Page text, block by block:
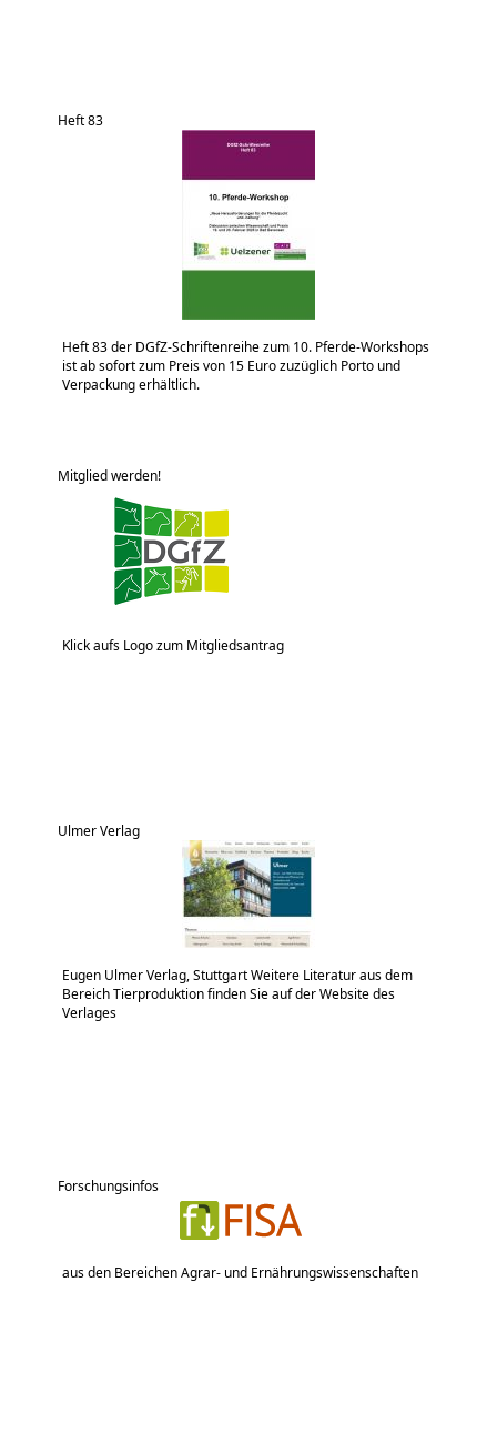
Heft 83
Heft 83 der DGfZ-Schriftenreihe zum 10. Pferde-Workshops
ist ab sofort zum Preis von 15 Euro zuzüglich Porto und
Verpackung erhältlich.
Mitglied werden!
Klick aufs Logo zum Mitgliedsantrag
Ulmer Verlag
Eugen Ulmer Verlag, Stuttgart Weitere Literatur aus dem
Bereich Tierproduktion finden Sie auf der Website des
Verlages
Forschungsinfos
aus den Bereichen Agrar- und Ernährungswissenschaften